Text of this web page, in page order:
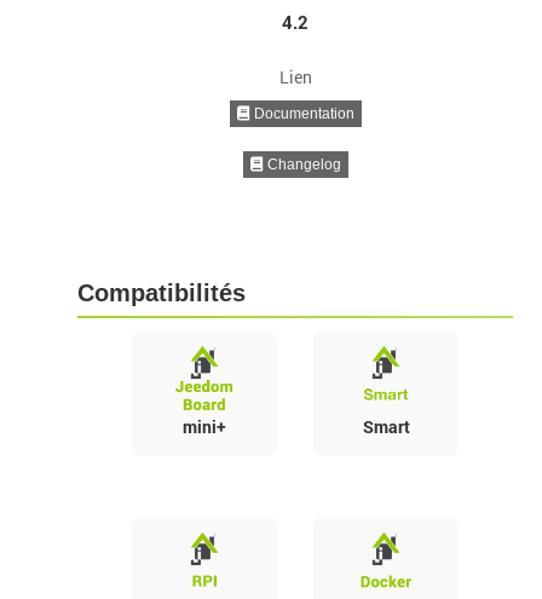
4.2
Lien
Documentation
Changelog
Compatibilités
mini+ Smart